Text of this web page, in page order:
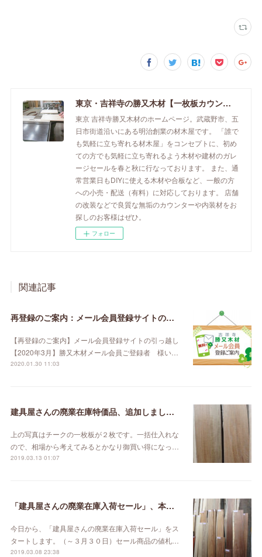
東京・吉祥寺の勝又木材【一枚板カウンター】
東京 吉祥寺勝又木材のホームページ。武蔵野市、五
日市街道沿いにある明治創業の材木屋です。 「誰で
も気軽に立ち寄れる材木屋」をコンセプトに、初め
ての方でも気軽に立ち寄れるよう木材や建材のガレ
ージセールを春と秋に行なっております。 また、通
常営業日もDIYに使える木材や合板など、一般の方
への小売・配送（有料）に対応しております。 店舗
の改装などで良質な無垢のカウンターや内装材をお
探しのお客様はぜひ。
フォロー
関連記事
再登録のご案内：メール会員登録サイトの引っ越し【2020年3月】
【再登録のご案内】メール会員登録サイトの引っ越し
【2020年3月】勝又木材メール会員ご登録者 様い…
2020.01.30 11:03
建具屋さんの廃業在庫特価品、追加しました。
上の写真はチークの一枚板が２枚です。一括仕入れな
ので、相場から考えてみるとかなり御買い得になっ…
2019.03.13 01:07
「建具屋さんの廃業在庫入荷セール」、本日スタート！
今日から、「建具屋さんの廃業在庫入荷セール」をス
タートします。（～３月３０日）セール商品の値札…
2019.03.08 23:38